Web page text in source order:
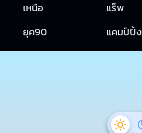
เหนือ
แร็พ
ยุค90
แคมป์ปิ้ง